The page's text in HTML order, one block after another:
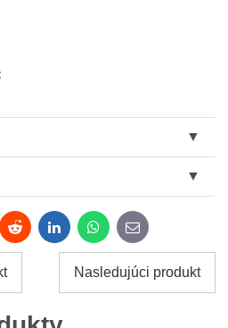
Reddit LinkedInWhatsApp
E-
mail
Nasledujúci produkt